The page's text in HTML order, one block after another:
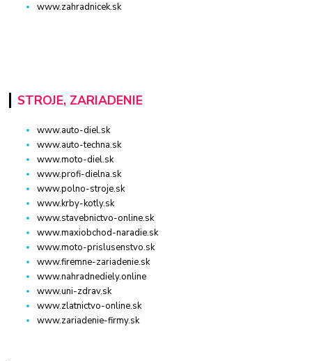
www.zahradnicek.sk
STROJE, ZARIADENIE
www.auto-diel.sk
www.auto-techna.sk
www.moto-diel.sk
www.profi-dielna.sk
www.polno-stroje.sk
www.krby-kotly.sk
www.stavebnictvo-online.sk
www.maxiobchod-naradie.sk
www.moto-prislusenstvo.sk
www.firemne-zariadenie.sk
www.nahradnediely.online
www.uni-zdrav.sk
www.zlatnictvo-online.sk
www.zariadenie-firmy.sk